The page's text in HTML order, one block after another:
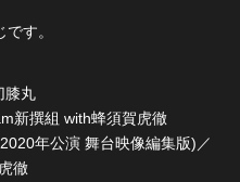
す。
膝丸
新撰組 with蜂須賀虎徹
年公演 舞台映像編集版)／
徹